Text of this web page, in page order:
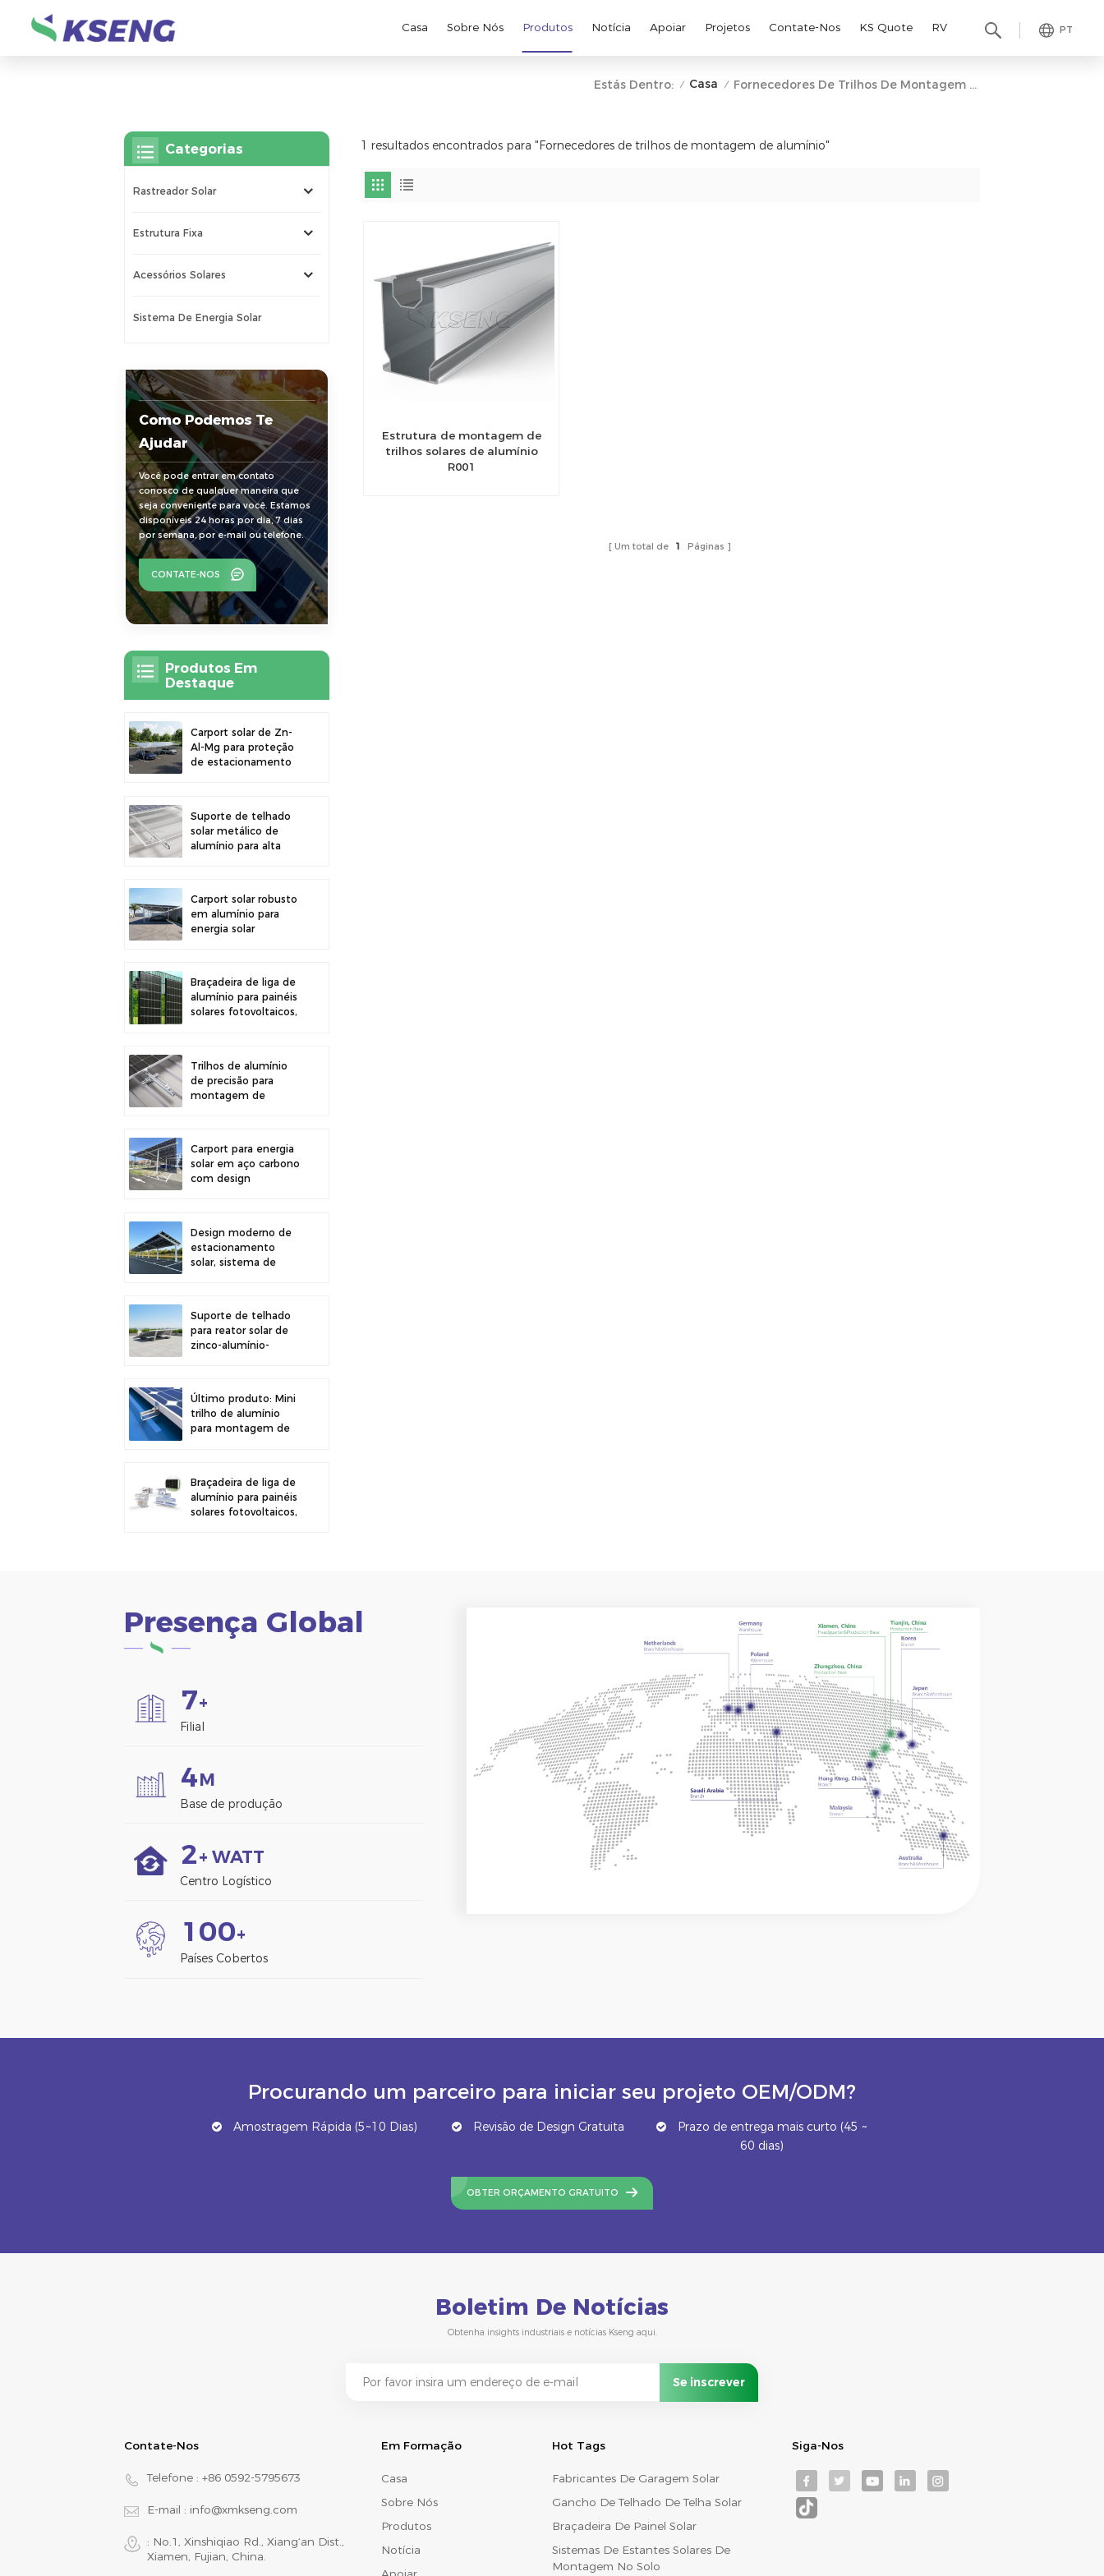
PT
Casa Sobre Nós Produtos Notícia Apoiar Projetos Contate-Nos KS Quote RV
Estás Dentro: / Casa / Fornecedores De Trilhos De Montagem De Alumínio
1 resultados encontrados para "Fornecedores de trilhos de montagem de alumínio"
Estrutura de montagem de
trilhos solares de alumínio
R001
Um total de 1 Páginas
Categorias
Rastreador Solar
Estrutura Fixa
Acessórios Solares
Sistema De Energia Solar
Como Podemos Te
Ajudar
Você pode entrar em contato
conosco de qualquer maneira que
seja conveniente para você. Estamos
disponíveis 24 horas por dia, 7 dias
por semana, por e-mail ou telefone.
CONTATE-NOS
Produtos Em
Destaque
Carport solar de Zn-
Al-Mg para proteção
de estacionamento
Suporte de telhado
solar metálico de
alumínio para alta
Carport solar robusto
em alumínio para
energia solar
Braçadeira de liga de
alumínio para painéis
solares fotovoltaicos,
Trilhos de alumínio
de precisão para
montagem de
estabilidade.
Carport para energia
solar em aço carbono
com design
Design moderno de
estacionamento
solar, sistema de
resistência.
Suporte de telhado
para reator solar de
zinco-alumínio-
fácil instalação.
Último produto: Mini
trilho de alumínio
para montagem de
Braçadeira de liga de
alumínio para painéis
solares fotovoltaicos,
Presença Global
7+
Filial
4M
Base de produção
2+ WATT
Centro Logístico
1 00+
Países Cobertos
Procurando um parceiro para iniciar seu projeto OEM/ODM?
Amostragem Rápida (5~10 Dias) Revisão de Design Gratuita
Prazo de entrega mais curto (45 ~
60 dias)
OBTER ORÇAMENTO GRATUITO
Boletim De Notícias
Obtenha insights industriais e notícias Kseng aqui.
Contate-Nos
Telefone : +86 0592-5795673
E-mail : info@xmkseng.com
: No.1, Xinshiqiao Rd., Xiang‘an Dist.,
Xiamen, Fujian, China.
Em Formação
Casa
Sobre Nós
Produtos
Notícia
Hot Tags
Fabricantes De Garagem Solar
Gancho De Telhado De Telha Solar
Braçadeira De Painel Solar
Sistemas De Estantes Solares De
Montagem No Solo
Siga-Nos